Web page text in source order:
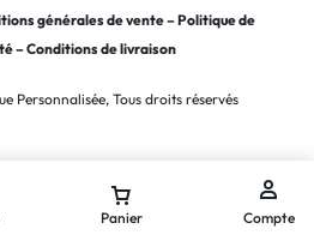
générales de vente–Politique de
–Conditions de livraison
Personnalisée, Tous droits réservés
Panier Compte